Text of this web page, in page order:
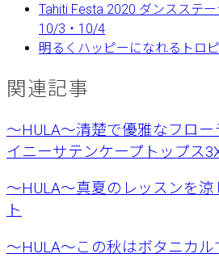
Tahiti Festa 2020 ダンスステ
10/3・10/4
明るくハッピーになれるトロ
関連記事
〜HULA〜清楚で優雅なフロ
イニーサテンケープトップス
〜HULA～真夏のレッスンを
ト
〜HULA〜この秋はボタニカ